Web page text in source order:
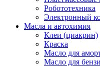
Робототехника
Электронный
Масла и автохимия
Клеи (циакрин)
Краска
Масло для
Масло для